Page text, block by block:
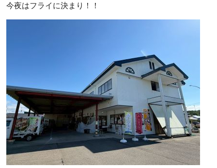
今夜はフライに決まり！！